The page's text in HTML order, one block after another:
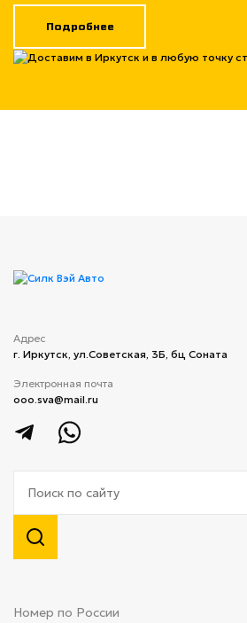
Подробнее
Адрес
г. Иркутск, ул.​Советская, 3Б, бц Соната
Электронная почта
ooo.sva@mail.ru
Номер по России